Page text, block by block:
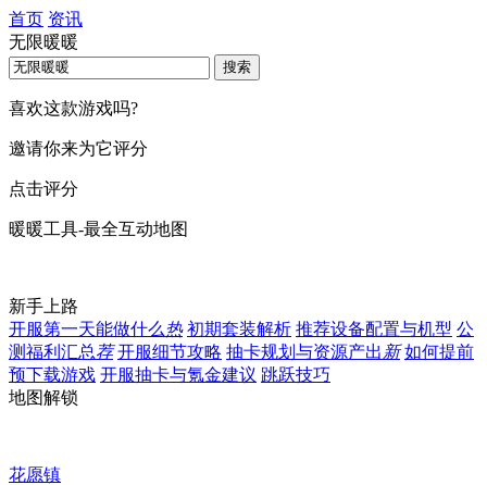
首页 资讯
无限暖暖
喜欢这款游戏吗?
邀请你来为它评分
点击评分
暖暖工具-最全互动地图
新手上路
开服第一天能做什么 热 初期套装解析 推荐设备配置与机型 公
测福利汇总荐 开服细节攻略 抽卡规划与资源产出 新 如何提前
预下载游戏 开服抽卡与氪金建议 跳跃技巧
地图解锁
花愿镇